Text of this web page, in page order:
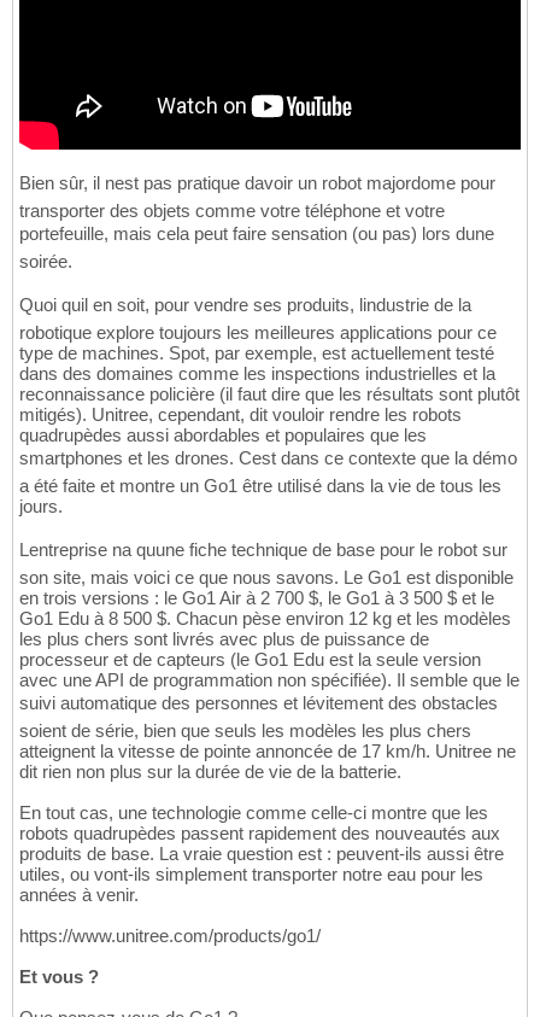
Bien sûr, il nest pas pratique davoir un robot majordome pour
transporter des objets comme votre téléphone et votre
portefeuille, mais cela peut faire sensation (ou pas) lors dune
soirée.
Quoi quil en soit, pour vendre ses produits, lindustrie de la
robotique explore toujours les meilleures applications pour ce
type de machines. Spot, par exemple, est actuellement testé
dans des domaines comme les inspections industrielles et la
reconnaissance policière (il faut dire que les résultats sont plutôt
mitigés). Unitree, cependant, dit vouloir rendre les robots
quadrupèdes aussi abordables et populaires que les
smartphones et les drones. Cest dans ce contexte que la démo
a été faite et montre un Go1 être utilisé dans la vie de tous les
jours.
Lentreprise na quune fiche technique de base pour le robot sur
son site, mais voici ce que nous savons. Le Go1 est disponible
en trois versions : le Go1 Air à 2 700 $, le Go1 à 3 500 $ et le
Go1 Edu à 8 500 $. Chacun pèse environ 12 kg et les modèles
les plus chers sont livrés avec plus de puissance de
processeur et de capteurs (le Go1 Edu est la seule version
avec une API de programmation non spécifiée). Il semble que le
suivi automatique des personnes et lévitement des obstacles
soient de série, bien que seuls les modèles les plus chers
atteignent la vitesse de pointe annoncée de 17 km/h. Unitree ne
dit rien non plus sur la durée de vie de la batterie.
En tout cas, une technologie comme celle-ci montre que les
robots quadrupèdes passent rapidement des nouveautés aux
produits de base. La vraie question est : peuvent-ils aussi être
utiles, ou vont-ils simplement transporter notre eau pour les
années à venir.
https://www.unitree.com/products/go1/
Et vous ?